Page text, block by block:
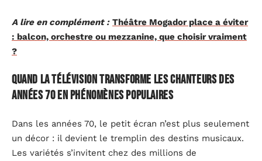
A lire en complément : Théâtre Mogador place a éviter
: balcon, orchestre ou mezzanine, que choisir vraiment
?
Quand la télévision transforme les chanteurs des
années 70 en phénomènes populaires
Dans les années 70, le petit écran n’est plus seulement
un décor : il devient le tremplin des destins musicaux.
Les variétés s’invitent chez des millions de